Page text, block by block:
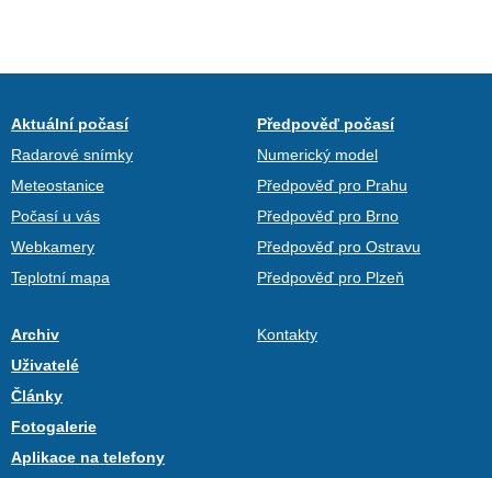
Aktuální počasí
Radarové snímky
Meteostanice
Počasí u vás
Webkamery
Teplotní mapa
Předpověď počasí
Numerický model
Předpověď pro Prahu
Předpověď pro Brno
Předpověď pro Ostravu
Předpověď pro Plzeň
Archiv
Uživatelé
Články
Fotogalerie
Aplikace na telefony
Kontakty